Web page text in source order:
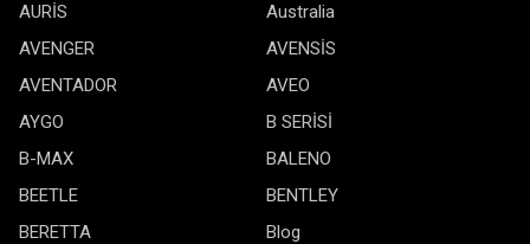
AURİS
Australia
AVENGER
AVENSİS
AVENTADOR
AVEO
AYGO
B SERİSİ
B-MAX
BALENO
BEETLE
BENTLEY
BERETTA
Blog